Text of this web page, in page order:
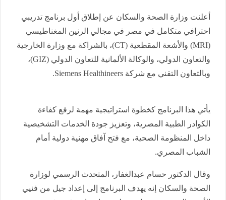
أعلنت وزارة الصحة والسكان عن إطلاق أول برنامج تدريبي
احترافي متكامل في مصر في مجالي الرنين المغناطيسي
(MRI) والأشعة المقطعية (CT)، بالشراكة مع وزارة الخارجية
والتعاون الدولي، والوكالة الألمانية للتعاون الدولي (GIZ)،
وبالتعاون التقني مع شركة Siemens Healthineers.
يأتي هذا البرنامج كخطوة استراتيجية مهمة لرفع كفاءة
الكوادر الطبية المصرية، وتعزيز جودة الخدمات التشخيصية
داخل المنظومة الصحية، مع فتح آفاق مهنية دولية أمام
الشباب المصري.
وقال الدكتور حسام عبدالغفار، المتحدث الرسمي لوزارة
الصحة والسكان إنه يهدف البرنامج إلى إعداد جيل من فنيي